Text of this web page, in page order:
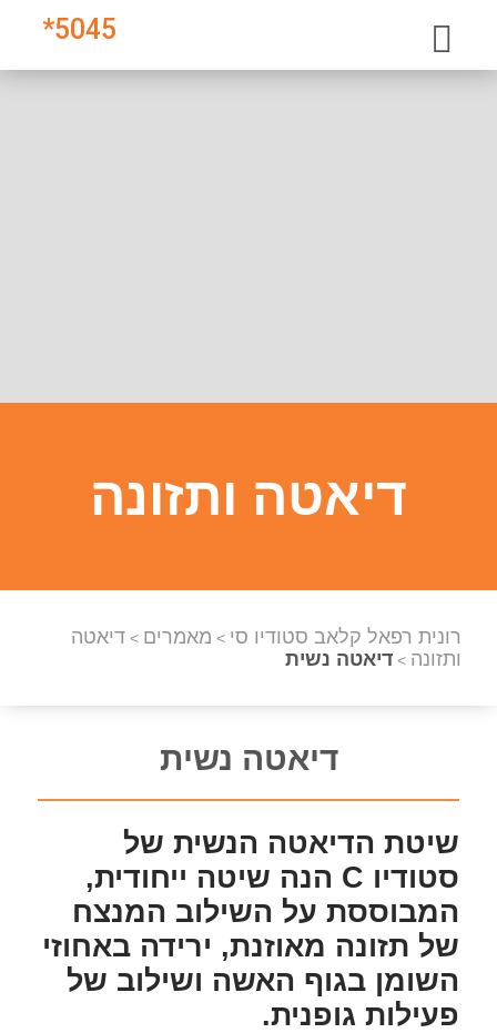
5045
*
דיאטה ותזונה
רונית רפאל קלאב סטודיו סי > מאמרים > דיאטה
ותזונה > דיאטה נשית
דיאטה נשית
שיטת הדיאטה הנשית של
סטודיו C הנה שיטה ייחודית,
המבוססת על השילוב המנצח
של תזונה מאוזנת, ירידה באחוזי
השומן בגוף האשה ושילוב של
פעילות גופנית.